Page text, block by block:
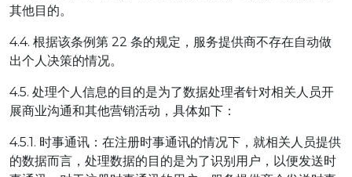
其他目的。
4.4. 根据该条例第 22 条的规定，服务提供商不存在自动做
出个人决策的情况。
4.5. 处理个人信息的目的是为了数据处理者针对相关人员开
展商业沟通和其他营销活动，具体如下：
4.5.1. 时事通讯：在注册时事通讯的情况下，就相关人员提供
的数据而言，处理数据的目的是为了识别用户，以便发送时